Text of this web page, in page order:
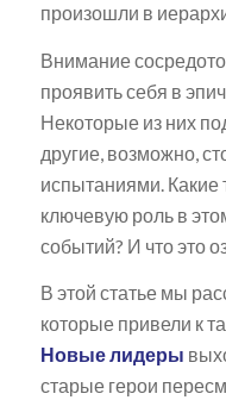
произошли в
Внимание
проявить себя в
Некоторые из них
другие, возможно,
испытаниями.
ключевую роль в
событий? И что это
В этой статье мы
которые привели к
Новые лидеры
старые герои